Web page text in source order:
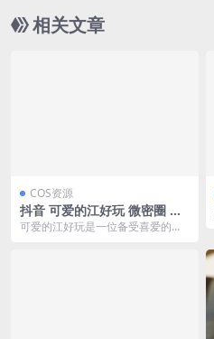
相关文章
COS资源
抖音 可爱的江好玩 微密圈 N
O.012期 【8P6V】最新至：2
可爱的江好玩是一位备受喜爱的女